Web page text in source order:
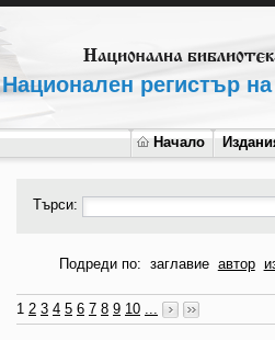
Национален регистър
Начало
Търси:
Подреди по: заглавие автор
1 2 3 4 5 6 7 8 9 10 ...